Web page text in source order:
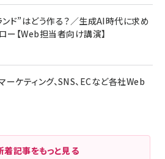
ド”はどう作る？／生成AI時代に求め
【Web担当者向け講演】
ケティング、SNS、ECなど各社Web
着記事をもっと見る